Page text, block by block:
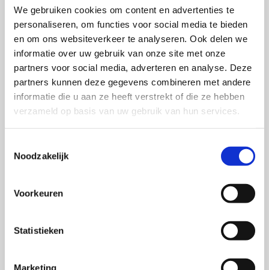
We gebruiken cookies om content en advertenties te
personaliseren, om functies voor social media te bieden
en om ons websiteverkeer te analyseren. Ook delen we
informatie over uw gebruik van onze site met onze
partners voor social media, adverteren en analyse. Deze
partners kunnen deze gegevens combineren met andere
informatie die u aan ze heeft verstrekt of die ze hebben
verzameld op basis van uw gebruik van hun services.
Noodzakelijk
Voorkeuren
Statistieken
Marketing
Meer over dit onderwerp
Zo denken consumenten over
Lees
over